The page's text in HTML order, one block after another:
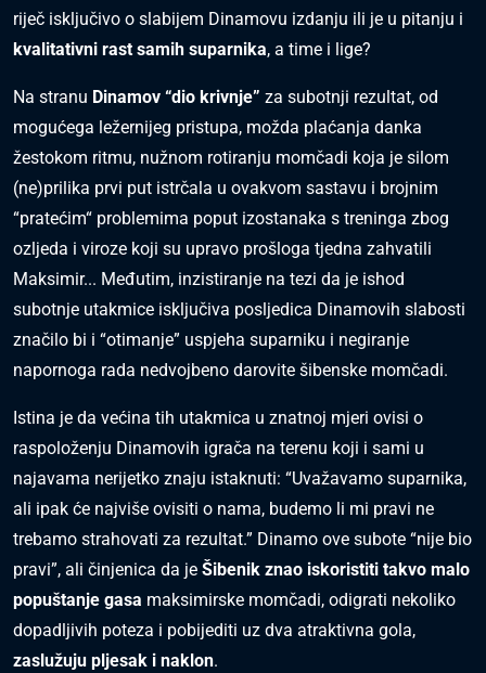
riječ isključivo o slabijem Dinamovu izdanju ili je u pitanju i
kvalitativni rast samih suparnika, a time i lige?
Na stranu Dinamov “dio krivnje” za subotnji rezultat, od
mogućega ležernijeg pristupa, možda plaćanja danka
žestokom ritmu, nužnom rotiranju momčadi koja je silom
(ne)prilika prvi put istrčala u ovakvom sastavu i brojnim
“pratećim“ problemima poput izostanaka s treninga zbog
ozljeda i viroze koji su upravo prošloga tjedna zahvatili
Maksimir... Međutim, inzistiranje na tezi da je ishod
subotnje utakmice isključiva posljedica Dinamovih slabosti
značilo bi i “otimanje” uspjeha suparniku i negiranje
napornoga rada nedvojbeno darovite šibenske momčadi.
Istina je da većina tih utakmica u znatnoj mjeri ovisi o
raspoloženju Dinamovih igrača na terenu koji i sami u
najavama nerijetko znaju istaknuti: “Uvažavamo suparnika,
ali ipak će najviše ovisiti o nama, budemo li mi pravi ne
trebamo strahovati za rezultat.” Dinamo ove subote “nije bio
pravi”, ali činjenica da je Šibenik znao iskoristiti takvo malo
popuštanje gasa maksimirske momčadi, odigrati nekoliko
dopadljivih poteza i pobijediti uz dva atraktivna gola,
zaslužuju pljesak i naklon.